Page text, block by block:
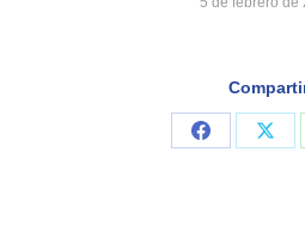
Share